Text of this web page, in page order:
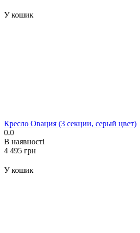
У кошик
Кресло Овация (3 секции, серый цвет)
0.0
В наявності
‍4 495‍ грн
У кошик